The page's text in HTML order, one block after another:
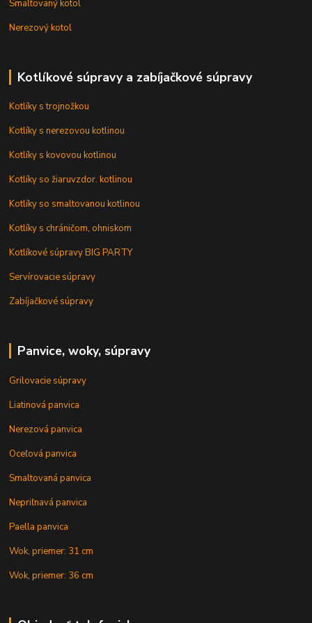
Smaltovaný kotol
Nerezový kotol
Kotlíkové súpravy a zabíjačkové súpravy
Kotlíky s trojnožkou
Kotlíky s nerezovou kotlinou
Kotlíky s kovovou kotlinou
Kotlíky so žiaruvzdor. kotlinou
Kotlíky so smaltovanou kotlinou
Kotlíky s chráničom, ohniskom
Kotlíkové súpravy BIG PARTY
Servírovacie súpravy
Zabíjačkové súpravy
Panvice, woky, súpravy
Grilovacie súpravy
Liatinová panvica
Nerezová panvica
Oceľová panvica
Smaltovaná panvica
Nepriľnavá panvica
Paella panvica
Wok, priemer: 31 cm
Wok, priemer: 36 cm